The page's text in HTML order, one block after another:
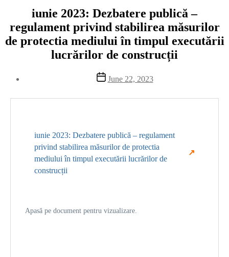
iunie 2023: Dezbatere publică –
regulament privind stabilirea măsurilor
de protectia mediului în timpul executării
lucrărilor de construcții
Post
date
June 22, 2023
iunie 2023: Dezbatere publică – regulament
privind stabilirea măsurilor de protectia
mediului în timpul executării lucrărilor de
construcții
Apasă pe document pentru vizualizare.